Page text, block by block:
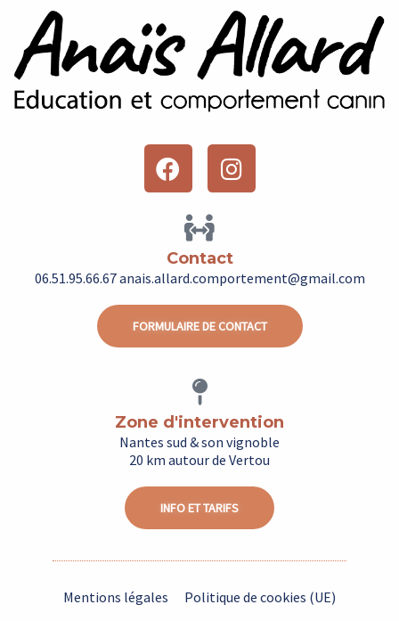
F
a
b
o
o
k
I
n
a
g
r
a
m
Contact
06.51.95.66.67 anais.allard.comportement@gmail.com
FORMULAIRE DE CONTACT
Zone d'intervention
Nantes sud & son vignoble
20 km autour de Vertou
INFO ET TARIFS
Mentions légales
Politique de cookies (UE)